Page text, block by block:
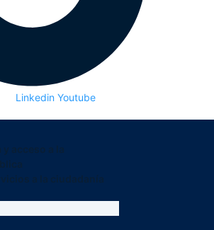
Linkedin Youtube